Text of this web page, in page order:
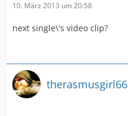
10. März 2013 um 20:58
next single\'s video clip?
therasmusgirl66